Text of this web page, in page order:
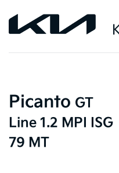
Picanto GT
Line 1.2 MPI ISG
79 MT